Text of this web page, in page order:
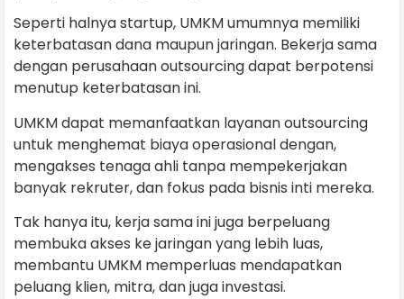
Seperti halnya startup, UMKM umumnya memiliki
keterbatasan dana maupun jaringan. Bekerja sama
dengan perusahaan outsourcing dapat berpotensi
menutup keterbatasan ini.
UMKM dapat memanfaatkan layanan outsourcing
untuk menghemat biaya operasional dengan,
mengakses tenaga ahli tanpa mempekerjakan
banyak rekruter, dan fokus pada bisnis inti mereka.
Tak hanya itu, kerja sama ini juga berpeluang
membuka akses ke jaringan yang lebih luas,
membantu UMKM memperluas mendapatkan
peluang klien, mitra, dan juga investasi.